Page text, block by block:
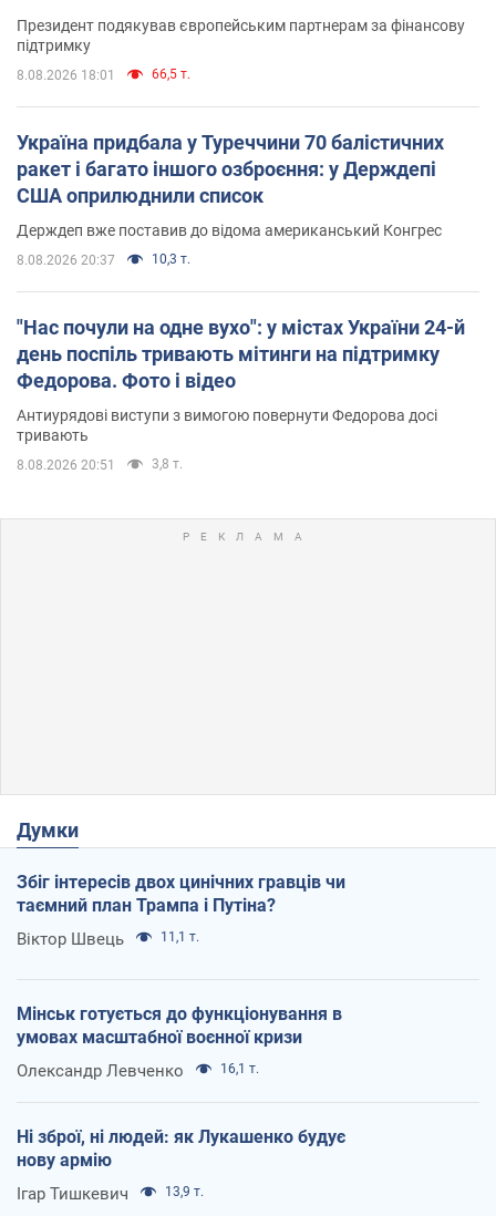
Президент подякував європейським партнерам за фінансову
підтримку
8.08.2026 18:01 66,5 т.
Україна придбала у Туреччини 70 балістичних
ракет і багато іншого озброєння: у Держдепі
США оприлюднили список
Держдеп вже поставив до відома американський Конгрес
8.08.2026 20:37 10,3 т.
"Нас почули на одне вухо": у містах України 24-й
день поспіль тривають мітинги на підтримку
Федорова. Фото і відео
Антиурядові виступи з вимогою повернути Федорова досі
тривають
8.08.2026 20:51 3,8 т.
Думки
Збіг інтересів двох цинічних гравців чи
таємний план Трампа і Путіна?
Віктор Швець 11,1 т.
Мінськ готується до функціонування в
умовах масштабної воєнної кризи
Олександр Левченко 16,1 т.
Ні зброї, ні людей: як Лукашенко будує
нову армію
Ігар Тишкевич 13,9 т.